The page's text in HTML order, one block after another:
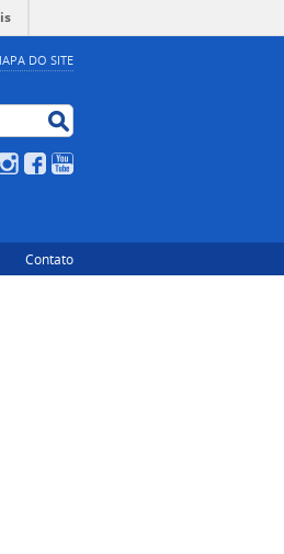
DO SITE
InstagramFacebook
Contato